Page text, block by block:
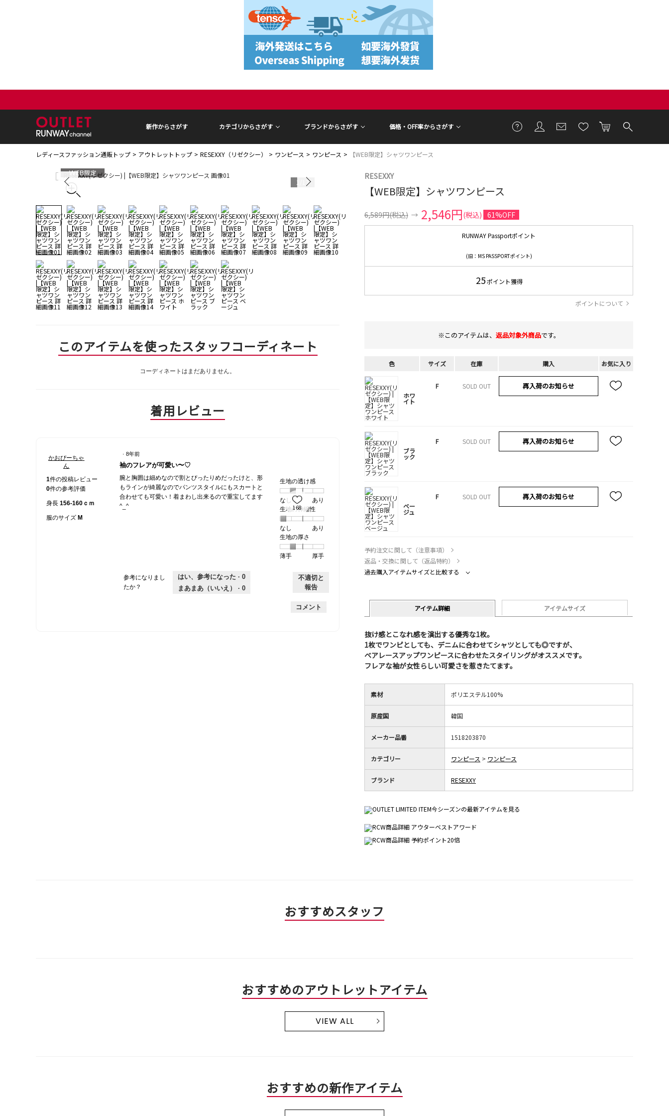
新作からさがす カテゴリからさがす ブランドからさがす 価格・OFF率からさがす
レディースファッション通販トップ アウトレットトップ RESEXXY（リゼクシー） ワンピース ワンピース 【WEB限定】シャツワンピース
168
1 17
このアイテムを使ったスタッフコーディネート
コーディネートはまだありません。
着用レビュー
かおぴーちゃ
ん
1件の投稿レビュー
0件の参考評価
身長 156-160ｃｍ
服のサイズ M
3
／
5
個
で
· 8年前
袖のフレアが可愛い〜♡
腕と胸囲は細めなので割とぴったりめだったけと、形
もラインが綺麗なのでパンツスタイルにもスカートと
合わせても可愛い！着まわし出来るので重宝してます
^_^
生地の透け感
なし
星
1
個
な
し
あり
5
の
評
は
あ
生
地
の
け
感,
的
な
価
生地の伸縮性
なし
1
個
し
あり
の
評
あ
り
地
の
性,
平
的
生地の厚さ
薄手
個
は
手
厚手
評
価
厚
の
厚
平
参考になりまし
たか？
はい、参考になった · 0
まあまあ（いいえ） · 0
不適切と
報告
コメント
RESEXXY
【WEB限定】シャツワンピース
6,589円(税込) → 2,546円(税込) 61%OFF
RUNWAY Passportポイント
(旧：MS PASSPORTポイント)
25ポイント獲得
ポイントについて
※このアイテムは、 返品対象外商品です。
色 サイズ 在庫 購入 お気に入り
ホワ
イト
F SOLD OUT 再入荷のお知らせ
ブラ
ック
F SOLD OUT 再入荷のお知らせ
ベー
ジュ
F SOLD OUT 再入荷のお知らせ
予約注文に関して（注意事項）
返品・交換に関して（返品特約）
過去購入アイテムサイズと比較する
アイテム詳細 アイテムサイズ
抜け感とこなれ感を演出する優秀な1枚。
1枚でワンピとしても、デニムに合わせてシャツとしても◎ですが、
ベアレースアップワンピースに合わせたスタイリングがオススメです。
フレアな袖が女性らしい可愛さを惹きたてます。
素材 ポリエステル100%
原産国 韓国
メーカー品番 1518203870
カテゴリー ワンピース > ワンピース
ブランド RESEXXY
おすすめスタッフ
おすすめのアウトレットアイテム
VIEW ALL
おすすめの新作アイテム